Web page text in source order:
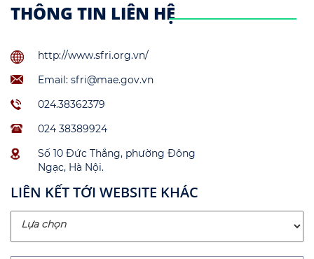
THÔNG TIN LIÊN HỆ
http://www.sfri.org.vn/
Email: sfri@mae.gov.vn
024.38362379
024 38389924
Số 10 Đức Thắng, phường Đông
Ngạc, Hà Nội.
LIÊN KẾT TỚI WEBSITE KHÁC